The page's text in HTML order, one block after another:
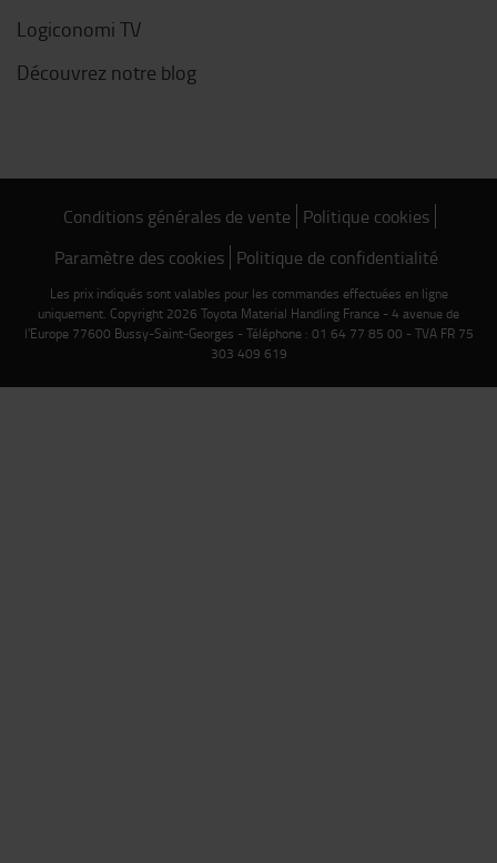
Logiconomi TV
Découvrez notre blog
Conditions générales de vente Politique cookies
Paramètre des cookies Politique de confidentialité
Les prix indiqués sont valables pour les commandes effectuées en ligne
uniquement. Copyright 2026 Toyota Material Handling France - 4 avenue de
l'Europe 77600 Bussy-Saint-Georges - Téléphone : 01 64 77 85 00 - TVA FR 75
303 409 619